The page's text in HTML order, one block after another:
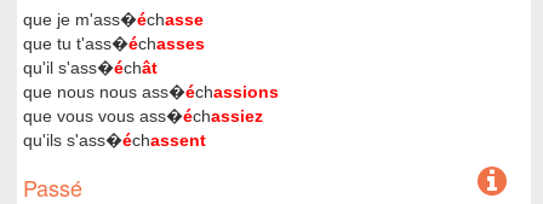
que je m'ass�échasse
que tu t'ass�échasses
qu'il s'ass�échât
que nous nous ass�échassions
que vous vous ass�échassiez
qu'ils s'ass�échassent
Passé